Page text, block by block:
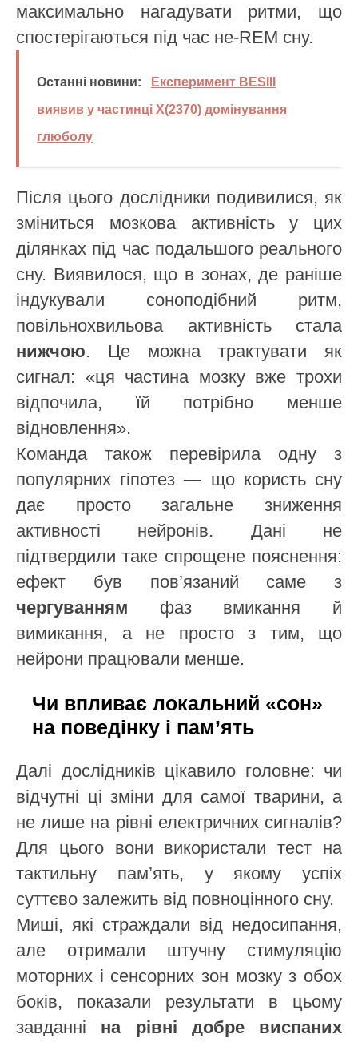
максимально нагадувати ритми, що
спостерігаються під час не-REM сну.
Останні новини:
Експеримент BESIII
виявив у частинці X(2370) домінування
глюболу
Після цього дослідники подивилися, як
зміниться мозкова активність у цих
ділянках під час подальшого реального
сну. Виявилося, що в зонах, де раніше
індукували соноподібний ритм,
повільнохвильова активність стала
нижчою. Це можна трактувати як
сигнал: «ця частина мозку вже трохи
відпочила, їй потрібно менше
відновлення».
Команда також перевірила одну з
популярних гіпотез — що користь сну
дає просто загальне зниження
активності нейронів. Дані не
підтвердили таке спрощене пояснення:
ефект був пов’язаний саме з
чергуванням фаз вмикання й
вимикання, а не просто з тим, що
нейрони працювали менше.
Чи впливає локальний «сон»
на поведінку і пам’ять
Далі дослідників цікавило головне: чи
відчутні ці зміни для самої тварини, а
не лише на рівні електричних сигналів?
Для цього вони використали тест на
тактильну пам’ять, у якому успіх
суттєво залежить від повноцінного сну.
Миші, які страждали від недосипання,
але отримали штучну стимуляцію
моторних і сенсорних зон мозку з обох
боків, показали результати в цьому
завданні на рівні добре виспаних